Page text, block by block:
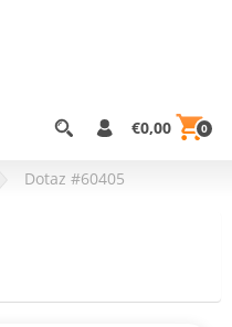
€0,00 0
Dotaz #60405